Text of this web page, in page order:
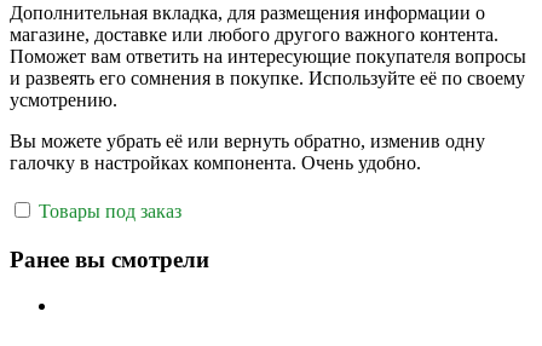
Дополнительная вкладка, для размещения информации о
магазине, доставке или любого другого важного контента.
Поможет вам ответить на интересующие покупателя вопросы
и развеять его сомнения в покупке. Используйте её по своему
усмотрению.
Вы можете убрать её или вернуть обратно, изменив одну
галочку в настройках компонента. Очень удобно.
Товары под заказ
Ранее вы смотрели